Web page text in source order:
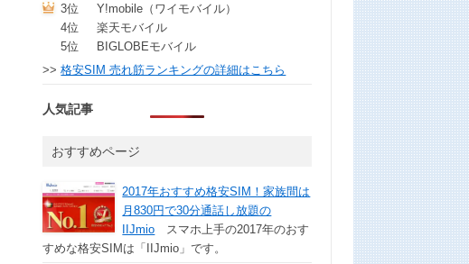
3位
Y!mobile（ワイモバイル）
4位
楽天モバイル
5位
BIGLOBEモバイル
>>格安SIM 売れ筋ランキングの詳細はこちら
人気記事
おすすめページ
2017年おすすめ格安SIM！家族間は
月830円で30分通話し放題の
IIJmio スマホ上手の2017年のおす
すめな格安SIMは「IIJmio」です。